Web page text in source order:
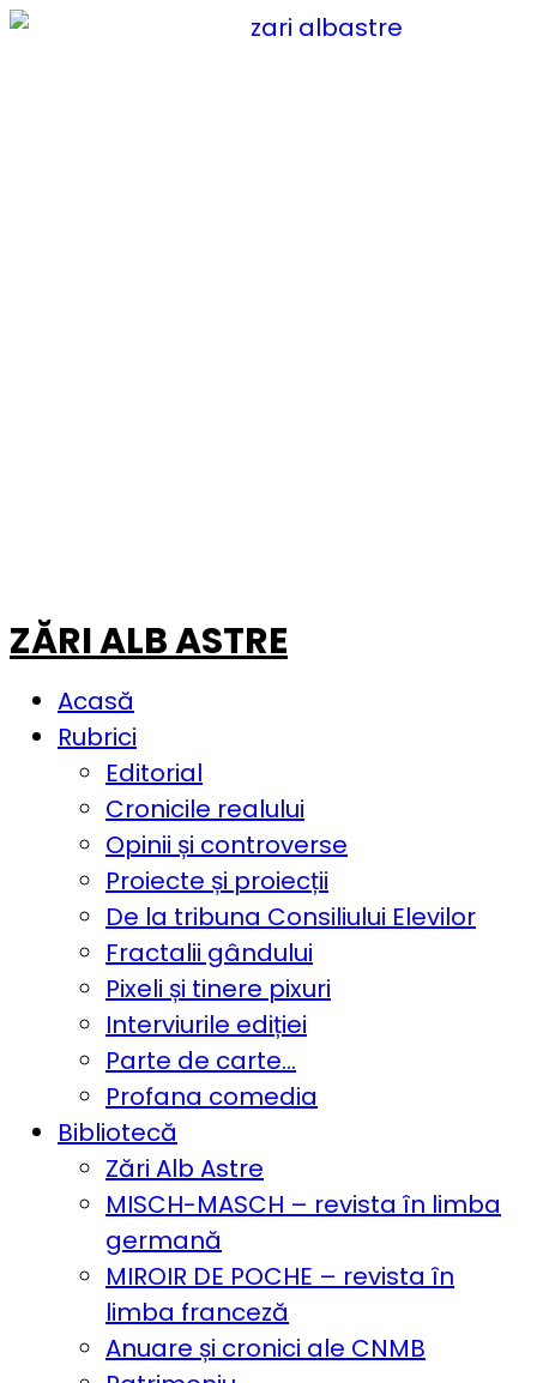
ZĂRI ALB ASTRE
Acasă
Rubrici
Editorial
Cronicile realului
Opinii și controverse
Proiecte și proiecții
De la tribuna Consiliului Elevilor
Fractalii gândului
Pixeli și tinere pixuri
Interviurile ediției
Parte de carte…
Profana comedia
Bibliotecă
Zări Alb Astre
MISCH-MASCH – revista în limba
germană
MIROIR DE POCHE – revista în
limba franceză
Anuare și cronici ale CNMB